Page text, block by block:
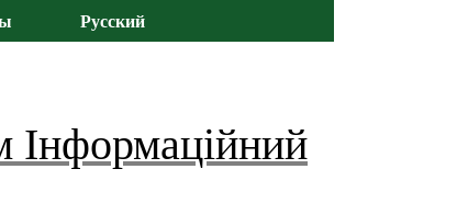
Русский
Інформаційний